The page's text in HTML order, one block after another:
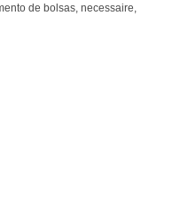
de bolsas, necessaire,